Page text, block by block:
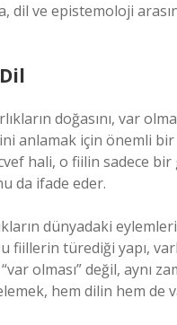
dil ve epistemoloji
doğasını, var
anlamak için önemli
hali, o fiilin sadece bir
da ifade eder.
dünyadaki
fiillerin türediği yapı,
olması” değil, aynı
hem dilin hem de